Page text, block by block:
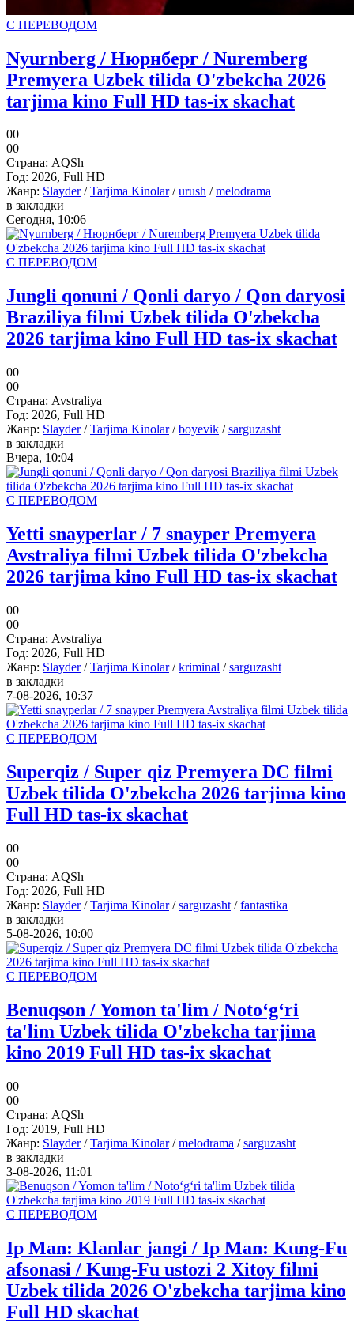
С ПЕРЕВОДОМ
Nyurnberg / Нюрнберг / Nuremberg
Premyera Uzbek tilida O'zbekcha 2026
tarjima kino Full HD tas-ix skachat
00
00
Страна: AQSh
Год: 2026, Full HD
Жанр: Slayder/Tarjima Kinolar/urush /melodrama
в закладки
Сегодня, 10:06
С ПЕРЕВОДОМ
Jungli qonuni / Qonli daryo / Qon daryosi
Braziliya filmi Uzbek tilida O'zbekcha
2026 tarjima kino Full HD tas-ix skachat
00
00
Страна: Avstraliya
Год: 2026, Full HD
Жанр: Slayder/Tarjima Kinolar/boyevik /sarguzasht
в закладки
Вчера, 10:04
С ПЕРЕВОДОМ
Yetti snayperlar / 7 snayper Premyera
Avstraliya filmi Uzbek tilida O'zbekcha
2026 tarjima kino Full HD tas-ix skachat
00
00
Страна: Avstraliya
Год: 2026, Full HD
Жанр: Slayder/Tarjima Kinolar/kriminal /sarguzasht
в закладки
7-08-2026, 10:37
С ПЕРЕВОДОМ
Superqiz / Super qiz Premyera DC filmi
Uzbek tilida O'zbekcha 2026 tarjima kino
Full HD tas-ix skachat
00
00
Страна: AQSh
Год: 2026, Full HD
Жанр: Slayder/Tarjima Kinolar/sarguzasht /fantastika
в закладки
5-08-2026, 10:00
С ПЕРЕВОДОМ
Benuqson / Yomon ta'lim / Noto‘g‘ri
ta'lim Uzbek tilida O'zbekcha tarjima
kino 2019 Full HD tas-ix skachat
00
00
Страна: AQSh
Год: 2019, Full HD
Жанр: Slayder/Tarjima Kinolar/melodrama /sarguzasht
в закладки
3-08-2026, 11:01
С ПЕРЕВОДОМ
Ip Man: Klanlar jangi / Ip Man: Kung-Fu
afsonasi / Kung-Fu ustozi 2 Xitoy filmi
Uzbek tilida 2026 O'zbekcha tarjima kino
Full HD skachat